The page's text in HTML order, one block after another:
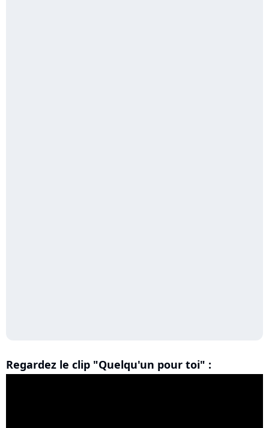
Regardez le clip "Quelqu'un pour toi" :